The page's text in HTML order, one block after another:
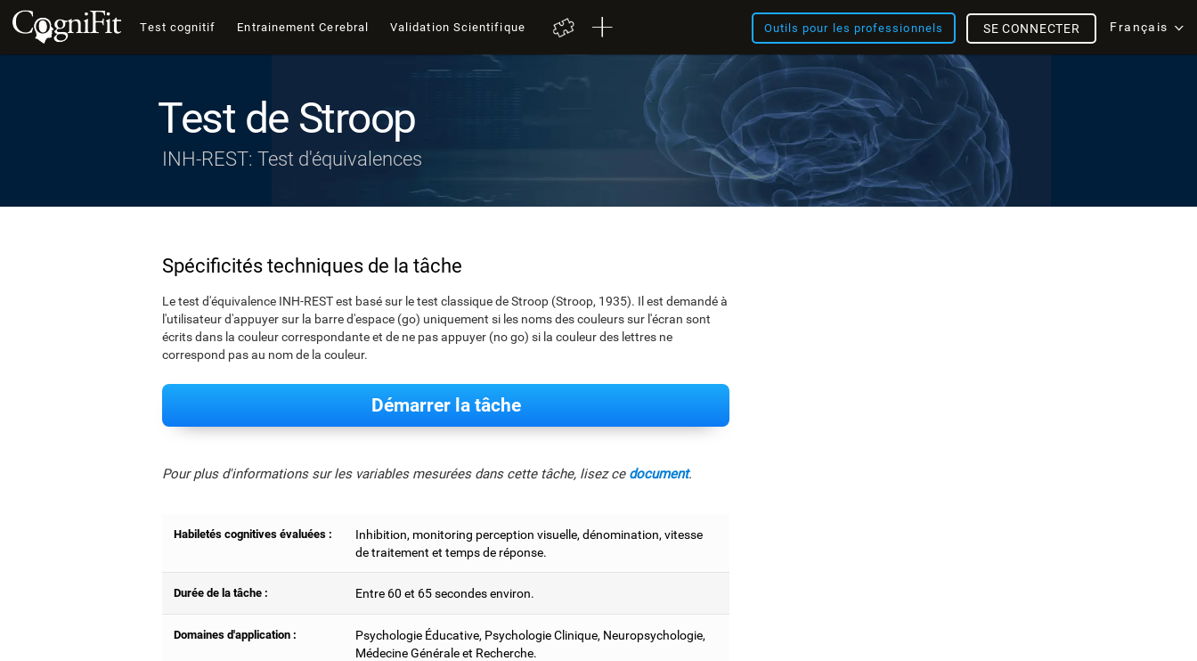
Test cognitif Entrainement Cerebral Validation Scientifique Outils pour les professionnels Français
SE CONNECTER
Test de Stroop
INH-REST: Test d'équivalences
Spécificités techniques de la tâche
Le test d'équivalence INH-REST est basé sur le test classique de Stroop (Stroop, 1935). Il est demandé à
l'utilisateur d'appuyer sur la barre d'espace (go) uniquement si les noms des couleurs sur l'écran sont
écrits dans la couleur correspondante et de ne pas appuyer (no go) si la couleur des lettres ne
correspond pas au nom de la couleur.
Démarrer la tâche
Pour plus d'informations sur les variables mesurées dans cette tâche, lisez ce document.
Habiletés cognitives évaluées :
Inhibition, monitoring perception visuelle, dénomination, vitesse
de traitement et temps de réponse.
Durée de la tâche : Entre 60 et 65 secondes environ.
Domaines d'application :
Psychologie Éducative, Psychologie Clinique, Neuropsychologie,
Médecine Générale et Recherche.